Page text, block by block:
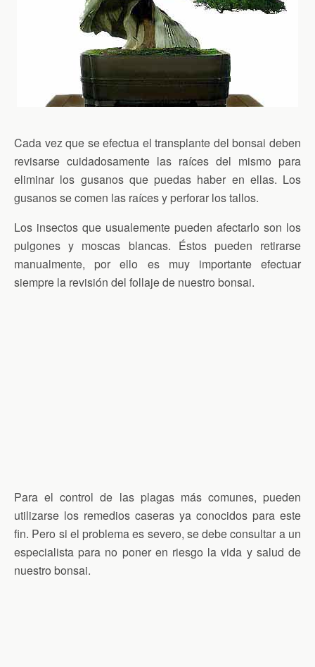
Cada vez que se efectua el transplante del bonsai deben
revisarse cuidadosamente las raíces del mismo para
eliminar los gusanos que puedas haber en ellas. Los
gusanos se comen las raíces y perforar los tallos.
Los insectos que usualemente pueden afectarlo son los
pulgones y moscas blancas. Éstos pueden retirarse
manualmente, por ello es muy importante efectuar
siempre la revisión del follaje de nuestro bonsai.
Para el control de las plagas más comunes, pueden
utilizarse los remedios caseras ya conocidos para este
fin. Pero si el problema es severo, se debe consultar a un
especialista para no poner en riesgo la vida y salud de
nuestro bonsai.